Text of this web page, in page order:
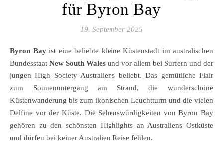
für Byron Bay
19. September 2025
Byron Bayist eine beliebte kleine Küstenstadt im australischen
Bundesstaat New South Wales und vor allem bei Surfern und der
jungen High Society Australiens beliebt. Das gemütliche Flair
zum Sonnenuntergang am Strand, die wunderschöne
Küstenwanderung bis zum ikonischen Leuchtturm und die vielen
Delfine vor der Küste. Die Sehenswürdigkeiten von Byron Bay
gehören zu den schönsten Highlights an Australiens Ostküste
und dürfen bei keiner Australien Reise fehlen.